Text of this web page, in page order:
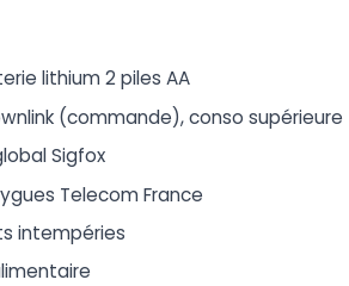
lithium 2 piles AA
(commande), conso supérieure
Sigfox
Telecom France
intempéries